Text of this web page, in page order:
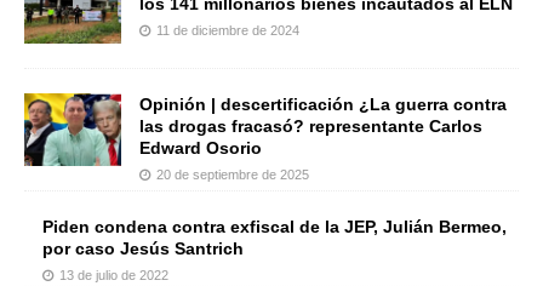
11 de diciembre de 2024
Opinión | descertificación ¿La guerra contra
las drogas fracasó? representante Carlos
Edward Osorio
20 de septiembre de 2025
Piden condena contra exfiscal de la JEP, Julián Bermeo,
por caso Jesús Santrich
13 de julio de 2022